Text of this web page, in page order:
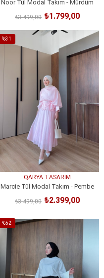
Noor Tül Modal Takım - Mürdüm
₺1.799,00
₺3.499,00
SEPETE EKLE
%31
QARYA TASARIM
Marcie Tül Modal Takım - Pembe
₺2.399,00
₺3.499,00
%52